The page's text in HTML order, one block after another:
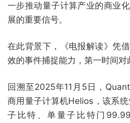
一步推动量子计算产业的商业
展的重要信号。
在此背景下，《电报解读》凭
效的事件捕捉能力，第一时间对
回溯至2025年11月5日，
商用量子计算机Helios，该系
子比特、单量子比特门